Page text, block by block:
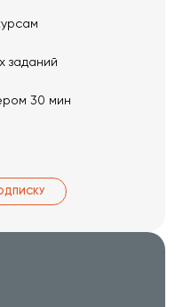
заданий
30 мин